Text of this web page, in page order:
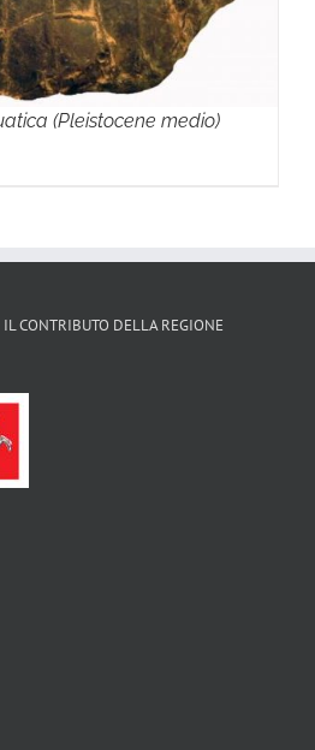
(Pleistocene medio)
CONTRIBUTO DELLA REGIONE